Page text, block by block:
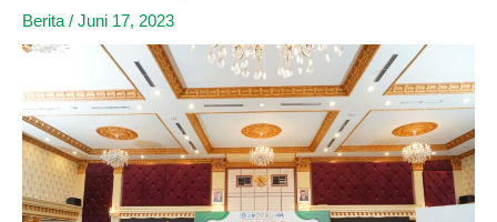
Berita / Juni 17, 2023